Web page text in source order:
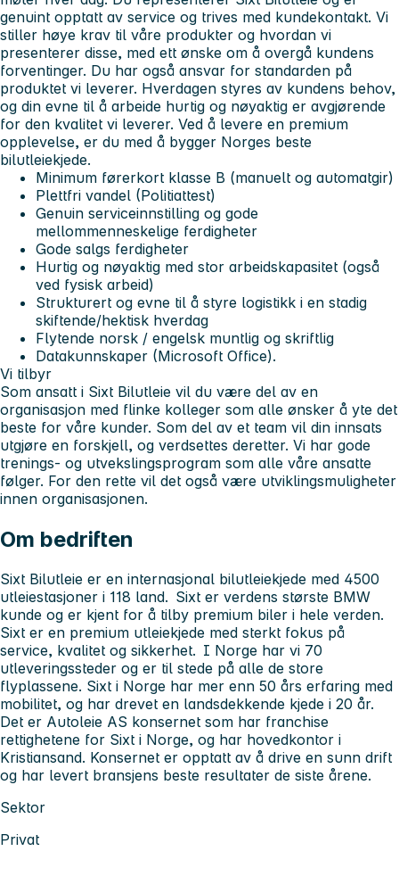
genuint opptatt av service og trives med kundekontakt. Vi
stiller høye krav til våre produkter og hvordan vi
presenterer disse, med ett ønske om å overgå kundens
forventinger. Du har også ansvar for standarden på
produktet vi leverer. Hverdagen styres av kundens behov,
og din evne til å arbeide hurtig og nøyaktig er avgjørende
for den kvalitet vi leverer. Ved å levere en premium
opplevelse, er du med å bygger Norges beste
bilutleiekjede.
Minimum førerkort klasse B (manuelt og automatgir)
Plettfri vandel (Politiattest)
Genuin serviceinnstilling og gode
mellommenneskelige ferdigheter
Gode salgs ferdigheter
Hurtig og nøyaktig med stor arbeidskapasitet (også
ved fysisk arbeid)
Strukturert og evne til å styre logistikk i en stadig
skiftende/hektisk hverdag
Flytende norsk / engelsk muntlig og skriftlig
Datakunnskaper (Microsoft Office).
Vi tilbyr
Som ansatt i Sixt Bilutleie vil du være del av en
organisasjon med flinke kolleger som alle ønsker å yte det
beste for våre kunder. Som del av et team vil din innsats
utgjøre en forskjell, og verdsettes deretter. Vi har gode
trenings- og utvekslingsprogram som alle våre ansatte
følger. For den rette vil det også være utviklingsmuligheter
innen organisasjonen.
Om bedriften
Sixt Bilutleie er en internasjonal bilutleiekjede med 4500
utleiestasjoner i 118 land. Sixt er verdens største BMW
kunde og er kjent for å tilby premium biler i hele verden.
Sixt er en premium utleiekjede med sterkt fokus på
service, kvalitet og sikkerhet. I Norge har vi 70
utleveringssteder og er til stede på alle de store
flyplassene. Sixt i Norge har mer enn 50 års erfaring med
mobilitet, og har drevet en landsdekkende kjede i 20 år.
Det er Autoleie AS konsernet som har franchise
rettighetene for Sixt i Norge, og har hovedkontor i
Kristiansand. Konsernet er opptatt av å drive en sunn drift
og har levert bransjens beste resultater de siste årene.
Sektor
Privat